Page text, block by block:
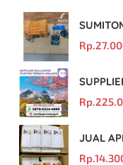
Rp.
Rp.
Rp.